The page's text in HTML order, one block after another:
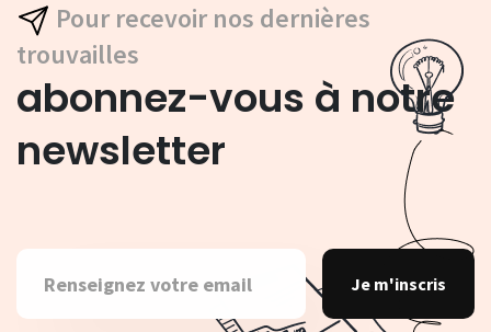
Pour recevoir nos dernières
trouvailles
abonnez-vous à notre
newsletter
Je m'inscris